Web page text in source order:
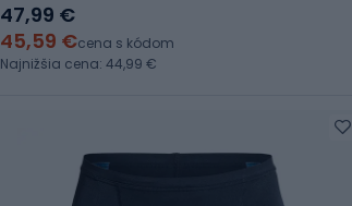
47,99 €
45,59 €cena s kódom
Najnižšia cena: 44,99 €